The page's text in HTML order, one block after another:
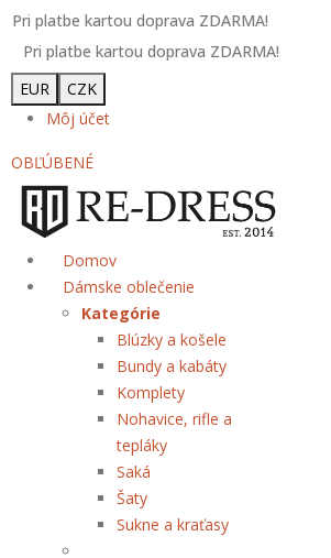
Pri platbe kartou doprava ZDARMA!
Pri platbe kartou doprava ZDARMA!
EUR
CZK
Môj účet
OBĽÚBENÉ
Domov
Dámske oblečenie
Kategórie
Blúzky a košele
Bundy a kabáty
Komplety
Nohavice, rifle a
tepláky
Saká
Šaty
Sukne a kraťasy